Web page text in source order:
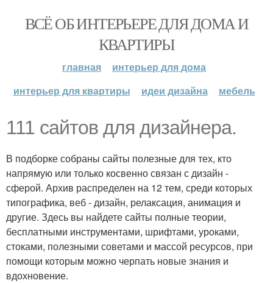
ВСЁ ОБ ИНТЕРЬЕРЕ ДЛЯ ДОМА И
КВАРТИРЫ
главная
интерьер для дома
интерьер для квартиры
идеи дизайна мебель
111 сайтов для дизайнера.
В подборке собраны сайты полезные для тех, кто
напрямую или только косвенно связан с дизайн -
сферой. Архив распределен на 12 тем, среди которых
типографика, веб - дизайн, релаксация, анимация и
другие. Здесь вы найдете сайты полные теории,
бесплатными инструментами, шрифтами, уроками,
стоками, полезными советами и массой ресурсов, при
помощи которым можно черпать новые знания и
вдохновение.